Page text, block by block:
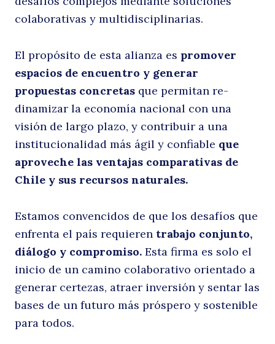
Buscar
colaborativas y multidisciplinarias.
El propósito de esta alianza es promover
espacios de encuentro y generar
propuestas concretas que permitan re-
dinamizar la economía nacional con una
visión de largo plazo, y contribuir a una
institucionalidad más ágil y confiable que
aproveche las ventajas comparativas de
Chile y sus recursos naturales.
Estamos convencidos de que los desafíos que
enfrenta el país requieren trabajo conjunto,
diálogo y compromiso. Esta firma es solo el
inicio de un camino colaborativo orientado a
generar certezas, atraer inversión y sentar las
bases de un futuro más próspero y sostenible
para todos.